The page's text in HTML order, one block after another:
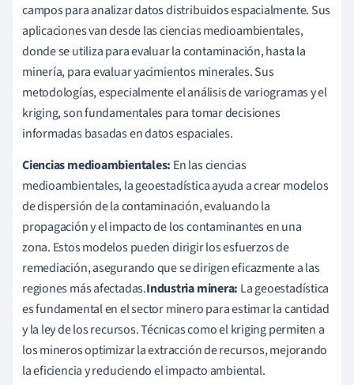
campos para analizar datos distribuidos espacialmente. Sus
aplicaciones van desde las ciencias medioambientales,
donde se utiliza para evaluar la contaminación, hasta la
minería, para evaluar yacimientos minerales. Sus
metodologías, especialmente el análisis de variogramas y el
kriging, son fundamentales para tomar decisiones
informadas basadas en datos espaciales.
Ciencias medioambientales: En las ciencias
medioambientales, la geoestadística ayuda a crear modelos
de dispersión de la contaminación, evaluando la
propagación y el impacto de los contaminantes en una
zona. Estos modelos pueden dirigir los esfuerzos de
remediación, asegurando que se dirigen eficazmente a las
regiones más afectadas.Industria minera: La geoestadística
es fundamental en el sector minero para estimar la cantidad
y la ley de los recursos. Técnicas como el kriging permiten a
los mineros optimizar la extracción de recursos, mejorando
la eficiencia y reduciendo el impacto ambiental.